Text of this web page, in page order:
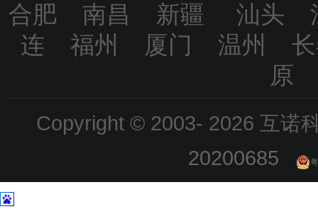
合肥 南昌 新疆 汕头
连 福州 厦门 温州
原
Copyright © 2003- 2026 互诺
20200685